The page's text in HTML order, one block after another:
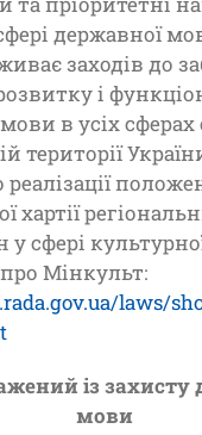
державної
заходів до
і
в усіх
території
хартії
сфері
Мінкульт:
laws/
із захисту
мови